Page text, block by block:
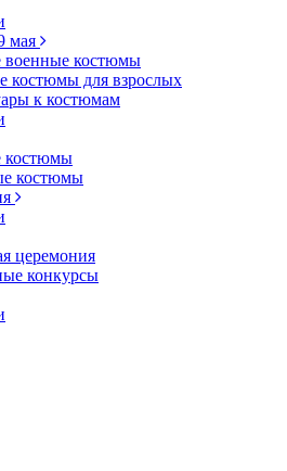
мая
военные костюмы
костюмы для взрослых
к костюмам
костюмы
костюмы
церемония
конкурсы